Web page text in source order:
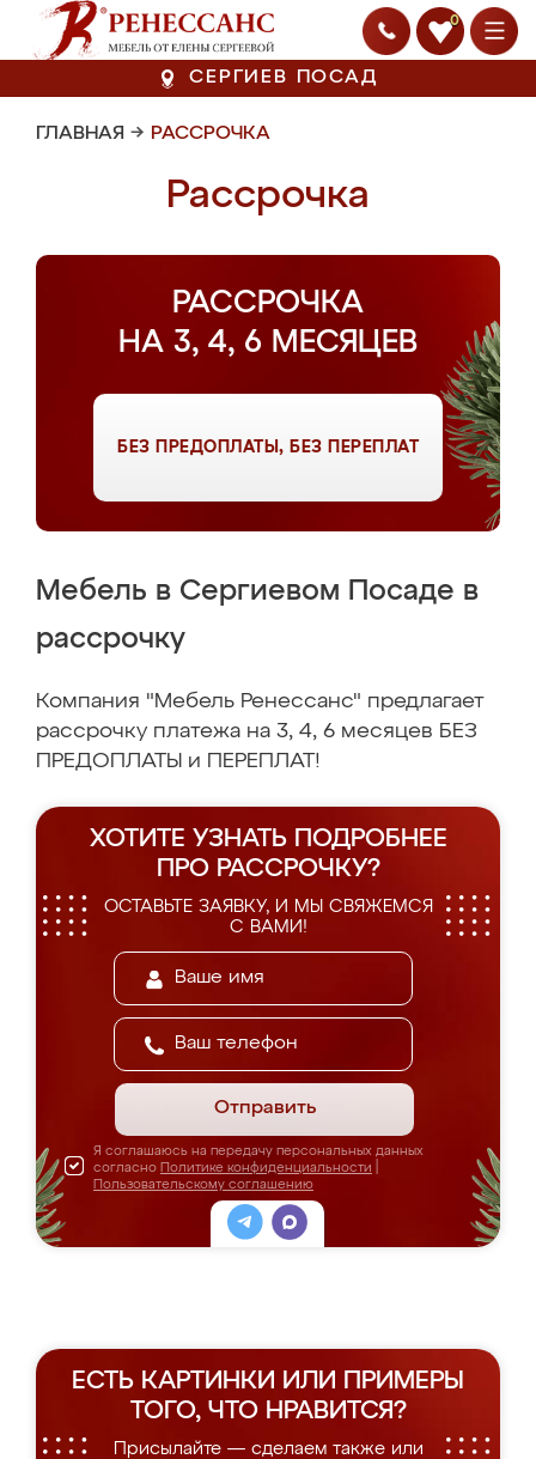
0
СЕРГИЕВ ПОСАД
ГЛАВНАЯ → РАССРОЧКА
Рассрочка
РАССРОЧКА
НА 3, 4, 6 МЕСЯЦЕВ
БЕЗ ПРЕДОПЛАТЫ, БЕЗ ПЕРЕПЛАТ
Мебель в Сергиевом Посаде в
рассрочку
Компания "Мебель Ренессанс" предлагает
рассрочку платежа на 3, 4, 6 месяцев БЕЗ
ПРЕДОПЛАТЫ и ПЕРЕПЛАТ!
ХОТИТЕ УЗНАТЬ ПОДРОБНЕЕ
ПРО РАССРОЧКУ?
ОСТАВЬТЕ ЗАЯВКУ, И МЫ СВЯЖЕМСЯ
С ВАМИ!
Отправить
Я соглашаюсь на передачу персональных данных
согласно Политике конфиденциальности
Пользовательскому соглашению
ЕСТЬ КАРТИНКИ ИЛИ ПРИМЕРЫ
ТОГО, ЧТО НРАВИТСЯ?
Присылайте — сделаем также или